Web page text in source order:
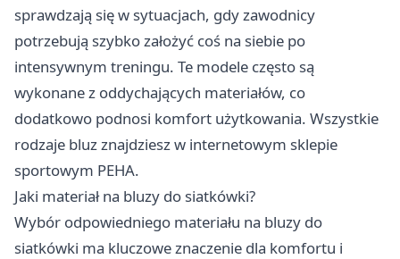
sprawdzają się w sytuacjach, gdy zawodnicy
potrzebują szybko założyć coś na siebie po
intensywnym treningu. Te modele często są
wykonane z oddychających materiałów, co
dodatkowo podnosi komfort użytkowania. Wszystkie
rodzaje bluz znajdziesz w internetowym sklepie
sportowym PEHA.
Jaki materiał na bluzy do siatkówki?
Wybór odpowiedniego materiału na bluzy do
siatkówki ma kluczowe znaczenie dla komfortu i